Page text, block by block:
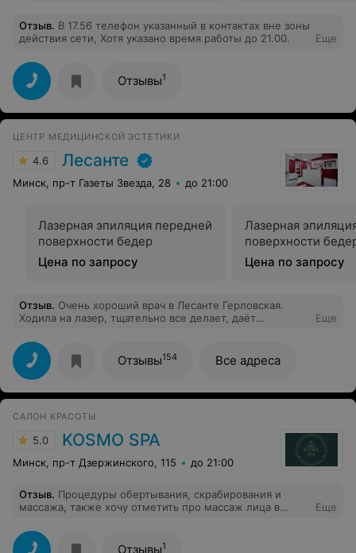
Отзыв. В 17.56 телефон указанный в контактах вне зоны
действия сети, Хотя указано время работы до 21.00.
Еще
Отзывы1
ЦЕНТР МЕДИЦИНСКОЙ ЭСТЕТИКИ
4.6 Лесанте
Минск, пр-т Газеты Звезда, 28 до 21:00
Лазерная эпиляция передней
поверхности бедер
Цена по запросу
Лазерная
поверхности
Цена по запросу
Отзыв. Очень хороший врач в Лесанте Герловская.
Ходила на лазер, тщательно все делает, даёт
и уходу. Всем рекомендую!
Еще
Отзывы154 Все адреса
САЛОН КРАСОТЫ
5.0 KOSMO SPA
Минск, пр-т Дзержинского, 115 до 21:00
Отзыв. Процедуры обертывания, скрабирования и
массажа, также хочу отметить про массаж лица в
Потрясающие, расслабляющие сеансы. Атмосфера в
салоне располагает к полному релаксу-приятная
Еще
Отзывы1